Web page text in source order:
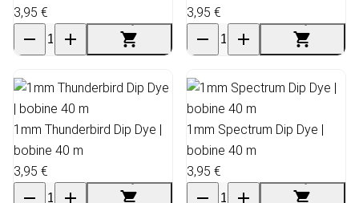
3,95 €
3,95 €
1mm Thunderbird Dip Dye |
bobine 40 m
3,95 €
1mm Spectrum Dip Dye |
bobine 40 m
3,95 €